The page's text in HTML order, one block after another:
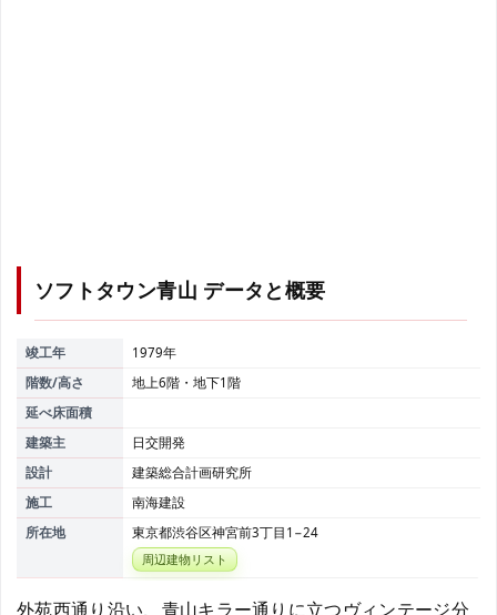
ソフトタウン青山 データと概要
竣工年
1979年
階数/高さ
地上6階・地下1階
延べ床面積
建築主
日交開発
設計
建築総合計画研究所
施工
南海建設
所在地
東京都渋谷区神宮前3丁目1−24
周辺建物リスト
外苑西通り沿い、青山キラー通りに立つヴィンテージ分